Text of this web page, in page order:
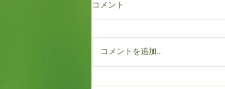
コメント
コメントを追加…